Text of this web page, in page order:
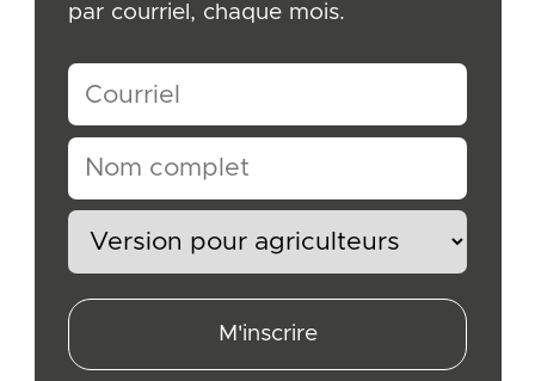
par courriel, chaque mois.
M'inscrire